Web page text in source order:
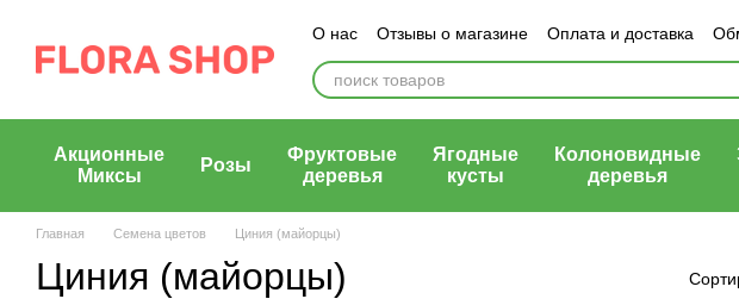
О нас Отзывы о магазине Оплата и доставка
Блог магазина
Публичный договор (оферта)
Акционные
Миксы
Розы
Фруктовые
деревья
Ягодные
кусты
Колоновидные
деревья
Главная Семена цветов Циния (майорцы)
Циния (майорцы)